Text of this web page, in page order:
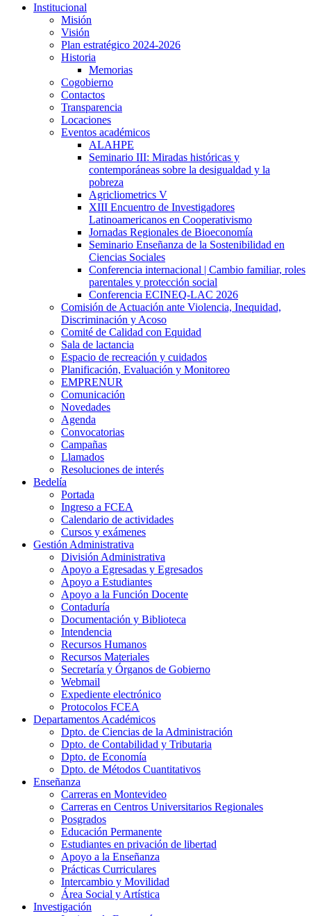
Institucional
Misión
Visión
Plan estratégico 2024-2026
Historia
Memorias
Cogobierno
Contactos
Transparencia
Locaciones
Eventos académicos
ALAHPE
Seminario III: Miradas históricas y
contemporáneas sobre la desigualdad y la
pobreza
Agricliometrics V
XIII Encuentro de Investigadores
Latinoamericanos en Cooperativismo
Jornadas Regionales de Bioeconomía
Seminario Enseñanza de la Sostenibilidad en
Ciencias Sociales
Conferencia internacional | Cambio familiar, roles
parentales y protección social
Conferencia ECINEQ-LAC 2026
Comisión de Actuación ante Violencia, Inequidad,
Discriminación y Acoso
Comité de Calidad con Equidad
Sala de lactancia
Espacio de recreación y cuidados
Planificación, Evaluación y Monitoreo
EMPRENUR
Comunicación
Novedades
Agenda
Convocatorias
Campañas
Llamados
Resoluciones de interés
Bedelía
Portada
Ingreso a FCEA
Calendario de actividades
Cursos y exámenes
Gestión Administrativa
División Administrativa
Apoyo a Egresadas y Egresados
Apoyo a Estudiantes
Apoyo a la Función Docente
Contaduría
Documentación y Biblioteca
Intendencia
Recursos Humanos
Recursos Materiales
Secretaría y Órganos de Gobierno
Webmail
Expediente electrónico
Protocolos FCEA
Departamentos Académicos
Dpto. de Ciencias de la Administración
Dpto. de Contabilidad y Tributaria
Dpto. de Economía
Dpto. de Métodos Cuantitativos
Enseñanza
Carreras en Montevideo
Carreras en Centros Universitarios Regionales
Posgrados
Educación Permanente
Estudiantes en privación de libertad
Apoyo a la Enseñanza
Prácticas Curriculares
Intercambio y Movilidad
Área Social y Artística
Investigación